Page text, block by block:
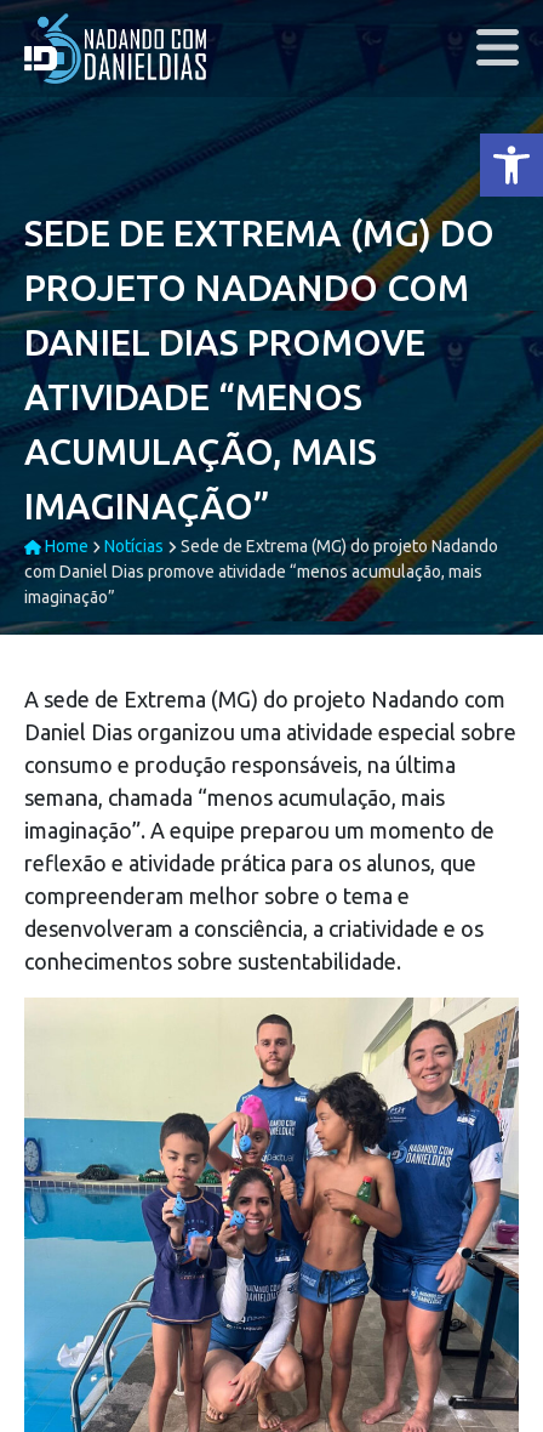
SEDE DE EXTREMA (MG) DO
PROJETO NADANDO COM
DANIEL DIAS PROMOVE
ATIVIDADE “MENOS
ACUMULAÇÃO, MAIS
IMAGINAÇÃO”
Home Notícias
Sede de Extrema (MG) do projeto Nadando
com Daniel Dias promove atividade “menos acumulação, mais
imaginação”
A sede de Extrema (MG) do projeto Nadando com
Daniel Dias organizou uma atividade especial sobre
consumo e produção responsáveis, na última
semana, chamada “menos acumulação, mais
imaginação”. A equipe preparou um momento de
reflexão e atividade prática para os alunos, que
compreenderam melhor sobre o tema e
desenvolveram a consciência, a criatividade e os
conhecimentos sobre sustentabilidade.